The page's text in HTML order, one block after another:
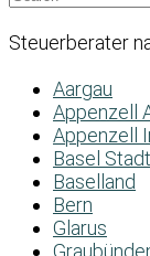
Steuerberater
Aargau
Appenzell
Appenzell
Basel Stadt
Baselland
Bern
Glarus